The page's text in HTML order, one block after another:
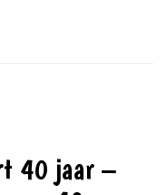
40 jaar –